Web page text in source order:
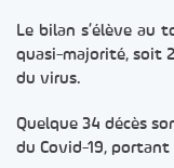
Le bilan s’élève au
quasi-majorité, soit
du virus.
Quelque 34 décès
du Covid-19,